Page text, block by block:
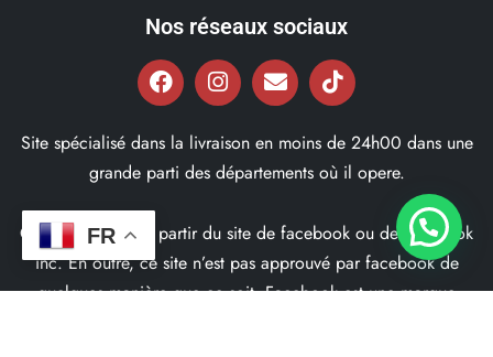
Nos réseaux sociaux
Site spécialisé dans la livraison en moins de 24h00 dans une
grande parti des départements où il opere.
Ce site ne fait pas partir du site de facebook ou de facebook
inc. En outre, ce site n’est pas approuvé par facebook de
quelques manière que ce soit. Facebook est une marque
FR